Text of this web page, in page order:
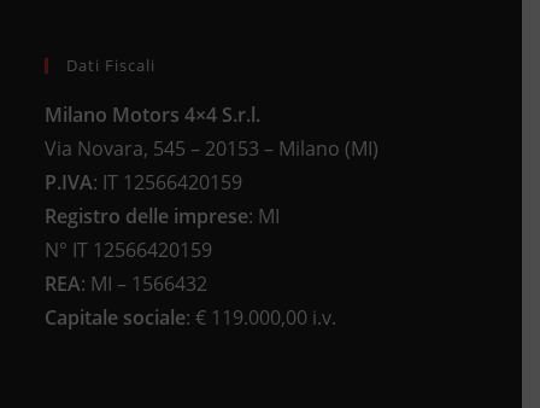
Dati Fiscali
Milano Motors 4×4 S.r.l.
Via Novara, 545 – 20153 – Milano (MI)
P.IVA: IT 12566420159
Registro delle imprese: MI
N° IT 12566420159
REA: MI – 1566432
Capitale sociale: € 119.000,00 i.v.